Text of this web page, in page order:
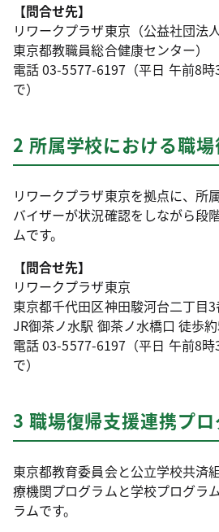
【問合せ先】
リワークプラザ東京（公益社団法
東京都教職員総合健康センター）
電話 03-5577-6197（平日 午前8
で）
2 所属学校における職
リワークプラザ東京を拠点に、所
バイザーが状況確認をしながら段
ムです。
【問合せ先】
リワークプラザ東京
東京都千代田区神田駿河台二丁目
JR御茶ノ水駅 御茶ノ水橋口 徒歩
電話 03-5577-6197（平日 午前8
で）
3 職場復帰支援連携プロ
東京都教育委員会と公立学校共済
療機関プログラムと学校プログラ
ラムです。